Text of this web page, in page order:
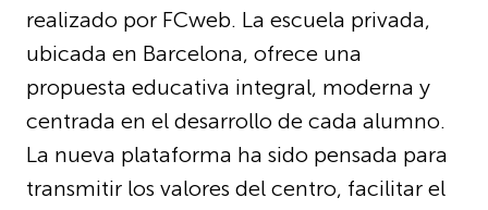
realizado por FCweb. La escuela privada,
ubicada en Barcelona, ofrece una
propuesta educativa integral, moderna y
centrada en el desarrollo de cada alumno.
La nueva plataforma ha sido pensada para
transmitir los valores del centro, facilitar el